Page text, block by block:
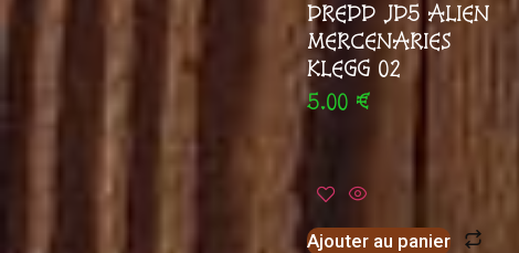
DREDD JD5 ALIEN
MERCENARIES
KLEGG 02
5.00 €
Ajouter au panier